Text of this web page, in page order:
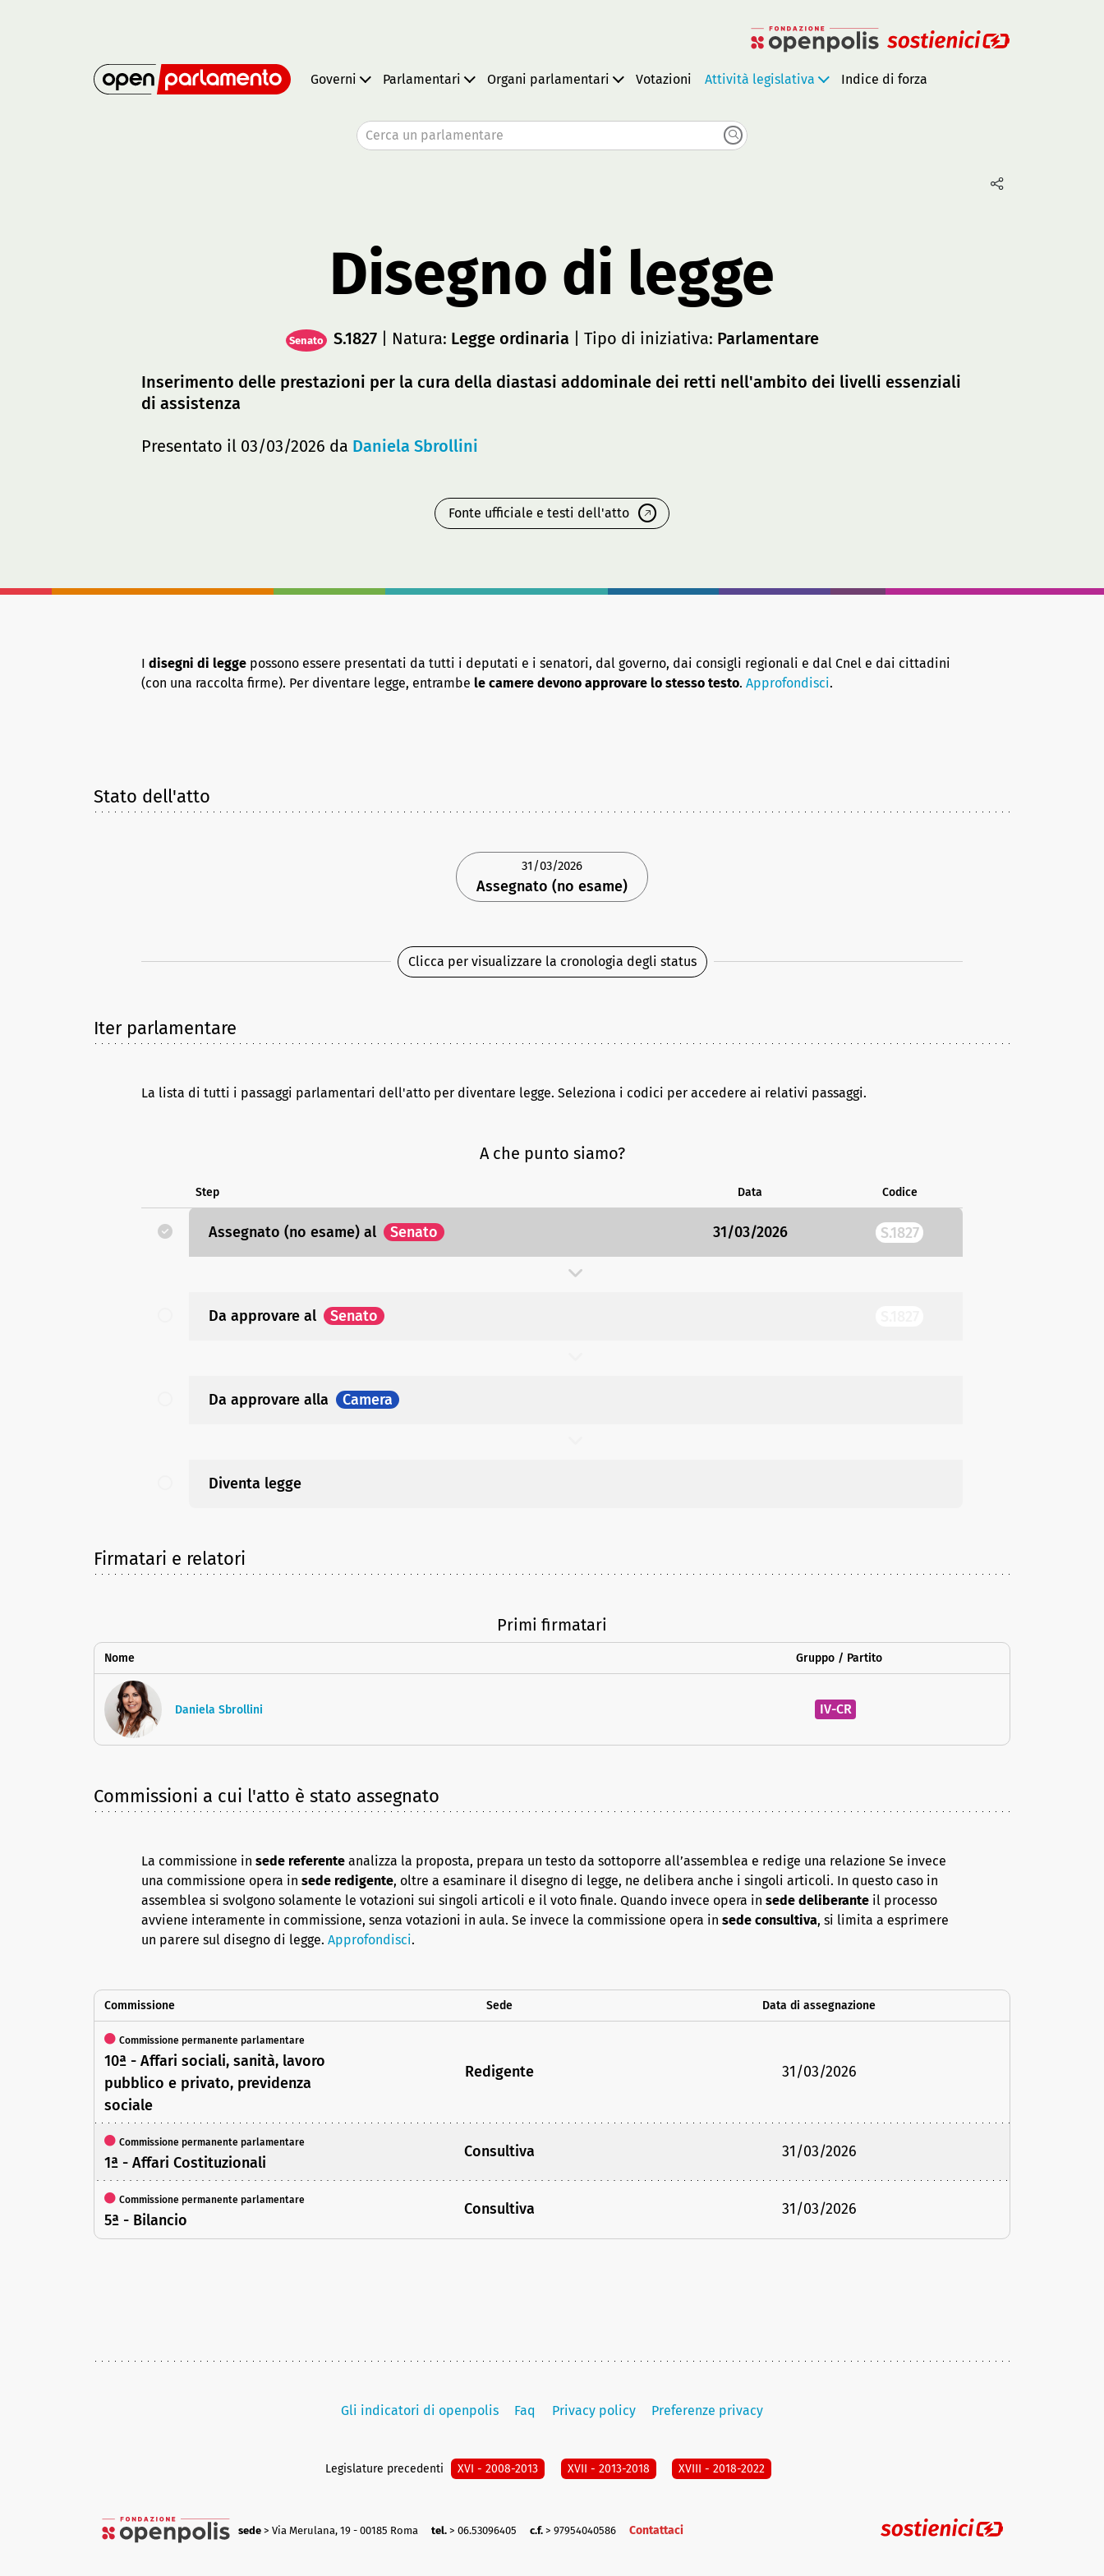
Governi Parlamentari Organi parlamentari Votazioni Attività legislativa Indice di forza
Cerca un parlamentare
Disegno di legge
Senato S.1827| Natura: Legge ordinaria | Tipo di iniziativa: Parlamentare
Inserimento delle prestazioni per la cura della diastasi addominale dei retti nell'ambito dei livelli essenziali
di assistenza
Presentato il 03/03/2026 da Daniela Sbrollini
Fonte ufficiale e testi dell'atto
I disegni di legge possono essere presentati da tutti i deputati e i senatori, dal governo, dai consigli regionali e dal Cnel e dai cittadini
(con una raccolta firme). Per diventare legge, entrambe le camere devono approvare lo stesso testo. Approfondisci.
Stato dell'atto
31/03/2026
Assegnato (no esame)
Clicca per visualizzare la cronologia degli status
Iter parlamentare
La lista di tutti i passaggi parlamentari dell'atto per diventare legge. Seleziona i codici per accedere ai relativi passaggi.
A che punto siamo?
Step Data Codice
Assegnato (no esame) al Senato 31/03/2026 S.1827
Da approvare al Senato
Da approvare alla Camera
Diventa legge
Firmatari e relatori
Primi firmatari
Nome Gruppo / Partito
Daniela Sbrollini IV-CR
Commissioni a cui l'atto è stato assegnato
La commissione in sede referente analizza la proposta, prepara un testo da sottoporre all’assemblea e redige una relazione Se invece
una commissione opera in sede redigente, oltre a esaminare il disegno di legge, ne delibera anche i singoli articoli. In questo caso in
assemblea si svolgono solamente le votazioni sui singoli articoli e il voto finale. Quando invece opera in sede deliberante il processo
avviene interamente in commissione, senza votazioni in aula. Se invece la commissione opera in sede consultiva, si limita a esprimere
un parere sul disegno di legge. Approfondisci.
Commissione Sede Data di assegnazione
Commissione permanente parlamentare
10ª - Affari sociali, sanità, lavoro
pubblico e privato, previdenza
sociale
Redigente 31/03/2026
Commissione permanente parlamentare
1ª - Affari Costituzionali
Consultiva 31/03/2026
Commissione permanente parlamentare
5ª - Bilancio
Consultiva 31/03/2026
Gli indicatori di openpolis Faq Privacy policy Preferenze privacy
Legislature precedenti XVI - 2008-2013 XVII - 2013-2018 XVIII - 2018-2022
sede > Via Merulana, 19 - 00185 Roma tel. > 06.53096405 c.f. > 97954040586 Contattaci